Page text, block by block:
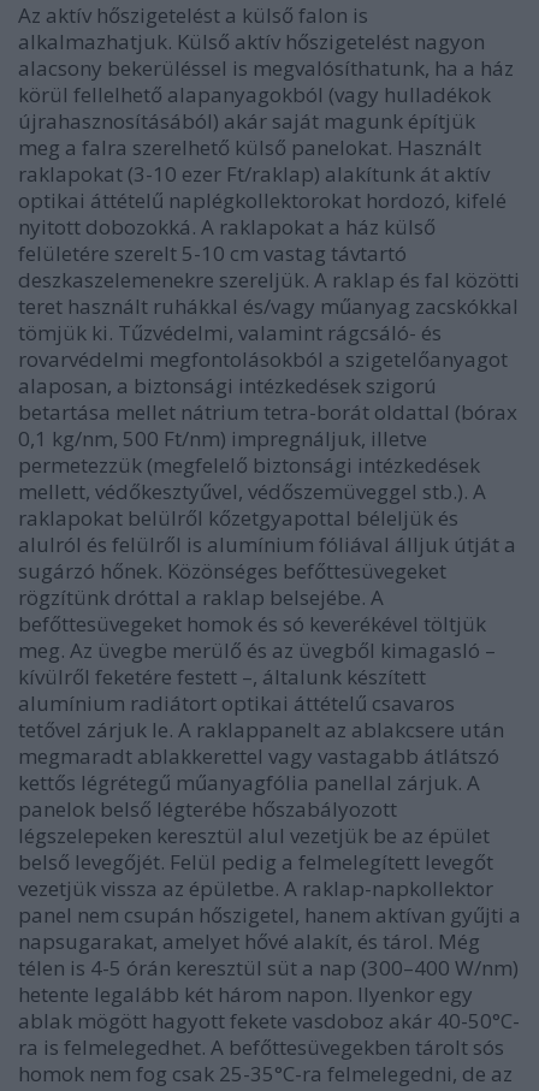
Az aktív hőszigetelést a külső falon is
alkalmazhatjuk. Külső aktív hőszigetelést nagyon
alacsony bekerüléssel is megvalósíthatunk, ha a ház
körül fellelhető alapanyagokból (vagy hulladékok
újrahasznosításából) akár saját magunk építjük
meg a falra szerelhető külső panelokat. Használt
raklapokat (3-10 ezer Ft/raklap) alakítunk át aktív
optikai áttételű naplégkollektorokat hordozó, kifelé
nyitott dobozokká. A raklapokat a ház külső
felületére szerelt 5-10 cm vastag távtartó
deszkaszelemenekre szereljük. A raklap és fal közötti
teret használt ruhákkal és/vagy műanyag zacskókkal
tömjük ki. Tűzvédelmi, valamint rágcsáló- és
rovarvédelmi megfontolásokból a szigetelőanyagot
alaposan, a biztonsági intézkedések szigorú
betartása mellet nátrium tetra-borát oldattal (bórax
0,1 kg/nm, 500 Ft/nm) impregnáljuk, illetve
permetezzük (megfelelő biztonsági intézkedések
mellett, védőkesztyűvel, védőszemüveggel stb.). A
raklapokat belülről kőzetgyapottal béleljük és
alulról és felülről is alumínium fóliával álljuk útját a
sugárzó hőnek. Közönséges befőttesüvegeket
rögzítünk dróttal a raklap belsejébe. A
befőttesüvegeket homok és só keverékével töltjük
meg. Az üvegbe merülő és az üvegből kimagasló –
kívülről feketére festett –, általunk készített
alumínium radiátort optikai áttételű csavaros
tetővel zárjuk le. A raklappanelt az ablakcsere után
megmaradt ablakkerettel vagy vastagabb átlátszó
kettős légrétegű műanyagfólia panellal zárjuk. A
panelok belső légterébe hőszabályozott
légszelepeken keresztül alul vezetjük be az épület
belső levegőjét. Felül pedig a felmelegített levegőt
vezetjük vissza az épületbe. A raklap-napkollektor
panel nem csupán hőszigetel, hanem aktívan gyűjti a
napsugarakat, amelyet hővé alakít, és tárol. Még
télen is 4-5 órán keresztül süt a nap (300–400 W/nm)
hetente legalább két három napon. Ilyenkor egy
ablak mögött hagyott fekete vasdoboz akár 40-50°C-
ra is felmelegedhet. A befőttesüvegekben tárolt sós
homok nem fog csak 25-35°C-ra felmelegedni, de az